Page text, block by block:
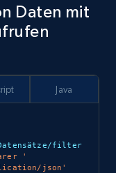
Num
and
https://api.brightdata.com/Datensätze/filter
'
json'
Java
Daten mit